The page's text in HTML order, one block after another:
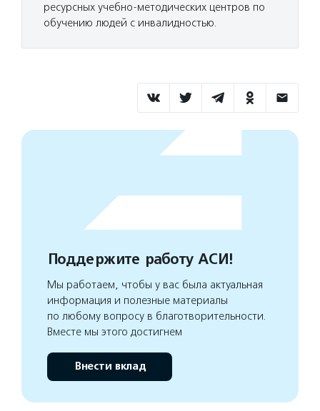
ресурсных учебно-методических центров по
обучению людей с инвалидностью.
Поддержите работу АСИ!
Мы работаем, чтобы у вас была актуальная
информация и полезные материалы
по любому вопросу в благотворительности.
Вместе мы этого достигнем
Внести вклад